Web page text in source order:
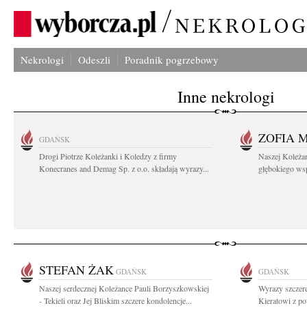
Nekrologi Odeszli Poradnik pogrzebowy
Inne nekrologi
GDAŃSK
Drogi Piotrze Koleżanki i Koledzy z firmy
Konecranes and Demag Sp. z o.o. składają wyrazy...
ZOFIA
Naszej
głębokiego
STEFAN ŻAK GDAŃSK
Naszej serdecznej Koleżance Pauli Borzyszkowskiej
- Tekieli oraz Jej Bliskim szczere kondolencje...
GDAŃSK
Wyrazy
Kieratowi z